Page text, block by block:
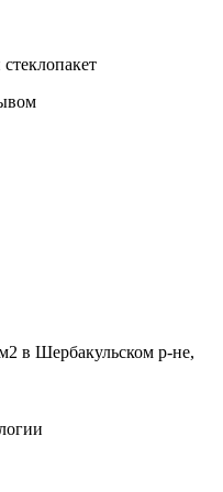
в Шербакульском р-не,